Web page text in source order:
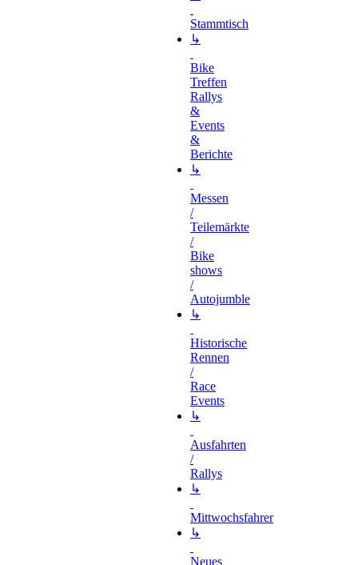
Stammtisch
↳
Bike
Treffen
Rallys
&
Events
&
Berichte
↳
Messen
/
Teilemärkte
/
Bike
shows
/
Autojumble
↳
Historische
Rennen
/
Race
Events
↳
Ausfahrten
/
Rallys
↳
Mittwochsfahrer
↳
Neues